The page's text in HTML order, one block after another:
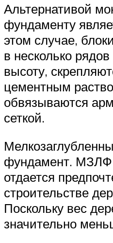
Альтернативой
фундаменту
этом случае,
в несколько
высоту,
цементным
обвязываются
сеткой.
фундамент. МЗЛФ
отдается
строительстве
Поскольку вес
значительно